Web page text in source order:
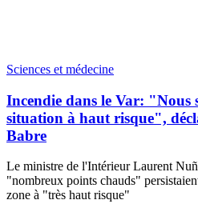
Sciences et médecine
Incendie dans le Var: "Nous
situation à haut risque",
Babre
Le ministre de l'Intérieur Laurent
"nombreux points chauds"
zone à "très haut risque"